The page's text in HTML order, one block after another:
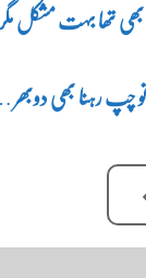
بھی تھا بہت مشکل مگر
چپ رہنا بھی دوبھر